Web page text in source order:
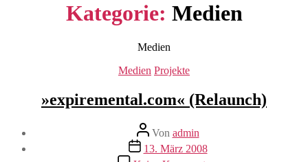
Kategorie: Medien
Medien
Kategorien
Medien Projekte
»expiremental.com« (Relaunch)
Beitragsautor
Von admin
Veröffentlichungsdatum
13. März 2008